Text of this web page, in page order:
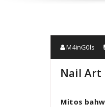
M4inG0ls
Nail Art
Mitos